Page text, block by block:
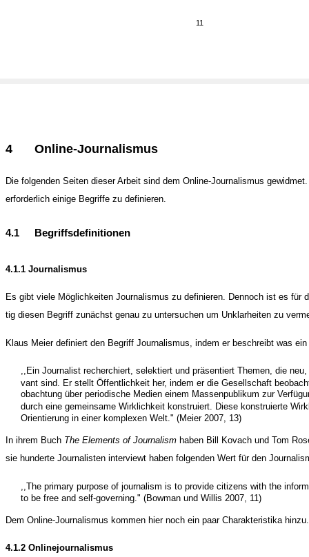
11
4 Online-Journalismus
Die folgenden Seiten dieser Arbeit sind dem Online-Journalismus
erforderlich einige Begriffe zu definieren.
4.1 Begriffsdefinitionen
4.1.1 Journalismus
Es gibt viele Möglichkeiten Journalismus zu definieren. Dennoch ist es für
tig diesen Begriff zunächst genau zu untersuchen um Unklarheiten zu
Klaus Meier definiert den Begriff Journalismus, indem er beschreibt was
,,Ein Journalist recherchiert, selektiert und präsentiert Themen, die
vant sind. Er stellt Öffentlichkeit her, indem er die Gesellschaft
obachtung über periodische Medien einem Massenpublikum zur
durch eine gemeinsame Wirklichkeit konstruiert. Diese konstruierte
Orientierung in einer komplexen Welt." (Meier 2007, 13)
In ihrem Buch The Elements of Journalismhaben Bill Kovach und Tom
sie hunderte Journalisten interviewt haben folgenden Wert für den
,,The primary purpose of journalism is to provide citizens with the
to be free and self-governing." (Bowman und Willis 2007, 11)
Dem Online-Journalismus kommen hier noch ein paar Charakteristika hinzu.
4.1.2 Onlinejournalismus